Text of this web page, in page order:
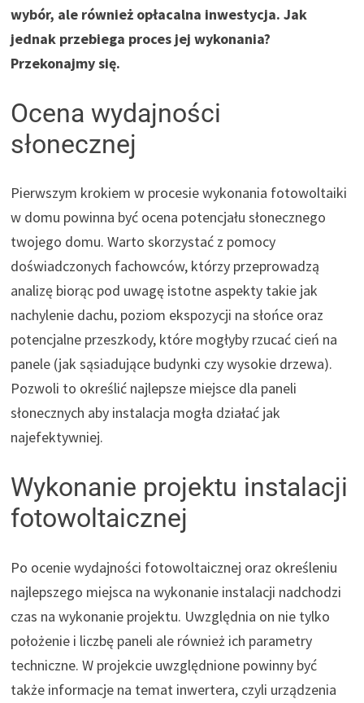
wybór, ale również opłacalna inwestycja. Jak
jednak przebiega proces jej wykonania?
Przekonajmy się.
Ocena wydajności
słonecznej
Pierwszym krokiem w procesie wykonania fotowoltaiki
w domu powinna być ocena potencjału słonecznego
twojego domu. Warto skorzystać z pomocy
doświadczonych fachowców, którzy przeprowadzą
analizę biorąc pod uwagę istotne aspekty takie jak
nachylenie dachu, poziom ekspozycji na słońce oraz
potencjalne przeszkody, które mogłyby rzucać cień na
panele (jak sąsiadujące budynki czy wysokie drzewa).
Pozwoli to określić najlepsze miejsce dla paneli
słonecznych aby instalacja mogła działać jak
najefektywniej.
Wykonanie projektu instalacji
fotowoltaicznej
Po ocenie wydajności fotowoltaicznej oraz określeniu
najlepszego miejsca na wykonanie instalacji nadchodzi
czas na wykonanie projektu. Uwzględnia on nie tylko
położenie i liczbę paneli ale również ich parametry
techniczne. W projekcie uwzględnione powinny być
także informacje na temat inwertera, czyli urządzenia